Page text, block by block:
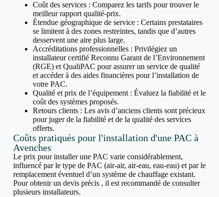
Coût des services : Comparez les tarifs pour trouver le
meilleur rapport qualité-prix.
Étendue géographique de service : Certains prestataires
se limitent à des zones restreintes, tandis que d’autres
desservent une aire plus large.
Accréditations professionnelles : Privilégiez un
installateur certifié Reconnu Garant de l’Environnement
(RGE) et QualiPAC pour assurer un service de qualité
et accéder à des aides financières pour l’installation de
votre PAC.
Qualité et prix de l’équipement : Évaluez la fiabilité et le
coût des systèmes proposés.
Retours clients : Les avis d’anciens clients sont précieux
pour juger de la fiabilité et de la qualité des services
offerts.
Coûts pratiqués pour l'installation d'une PAC à
Avenches
Le prix pour installer une PAC varie considérablement,
influencé par le type de PAC (air-air, air-eau, eau-eau) et par le
remplacement éventuel d’un système de chauffage existant.
Pour obtenir un devis précis , il est recommandé de consulter
plusieurs installateurs.